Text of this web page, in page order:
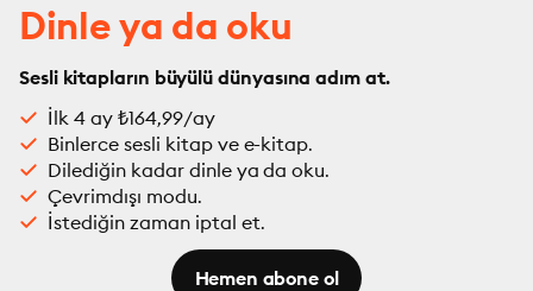
Dinle ya da oku
Sesli kitapların büyülü dünyasına adım at.
İlk 4 ay ₺164,99/ay
Binlerce sesli kitap ve e-kitap.
Dilediğin kadar dinle ya da oku.
Çevrimdışı modu.
İstediğin zaman iptal et.
Hemen abone ol